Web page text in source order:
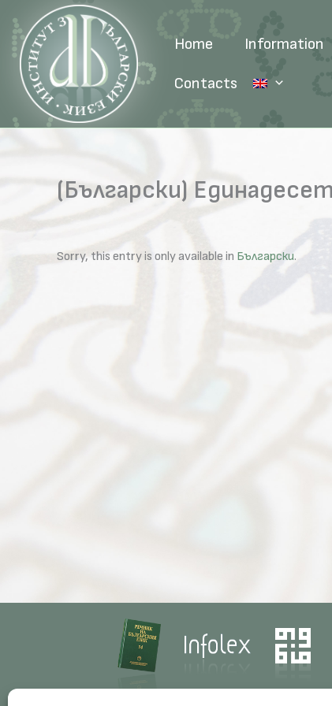
content
Home Information
Contacts
(Български)
Sorry, this entry is only available in Български.